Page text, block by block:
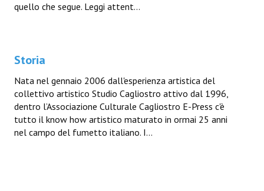
quello che segue. Leggi attent...
Storia
Nata nel gennaio 2006 dall'esperienza artistica del
collettivo artistico Studio Cagliostro attivo dal 1996,
dentro l’Associazione Culturale Cagliostro E-Press c'è
tutto il know how artistico maturato in ormai 25 anni
nel campo del fumetto italiano. I...